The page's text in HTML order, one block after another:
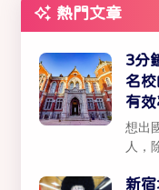
熱門文章
3分
名
有效
想出
人，
新